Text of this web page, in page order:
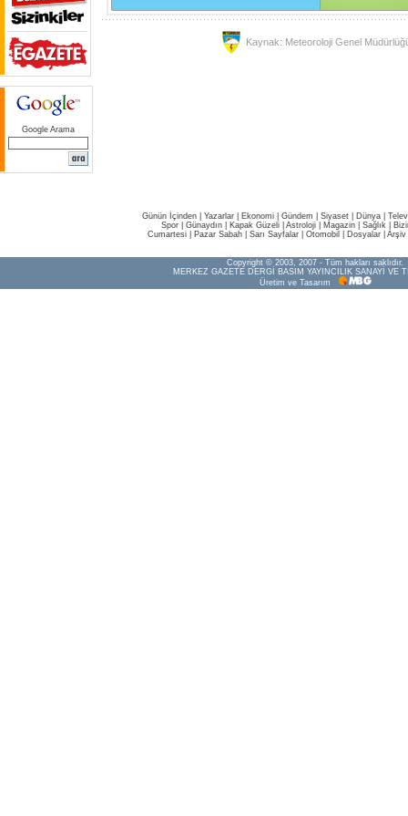
Google Arama
Kaynak: Meteoroloji Genel
Günün İçinden Yazarlar Ekonomi Gündem Siyaset Dünya |
Spor
Günaydın Kapak Güzeli Astroloji Magazin Sağlık
Cumartesi
Pazar Sabah Sarı Sayfalar Otomobil Dosyalar Arşiv
Copyright © 2003, 2007 - Tüm hakları saklıdır.
MERKEZ GAZETE DERGİ BASIM YAYINCILIK SANAYİ VE
Üretim ve Tasarım